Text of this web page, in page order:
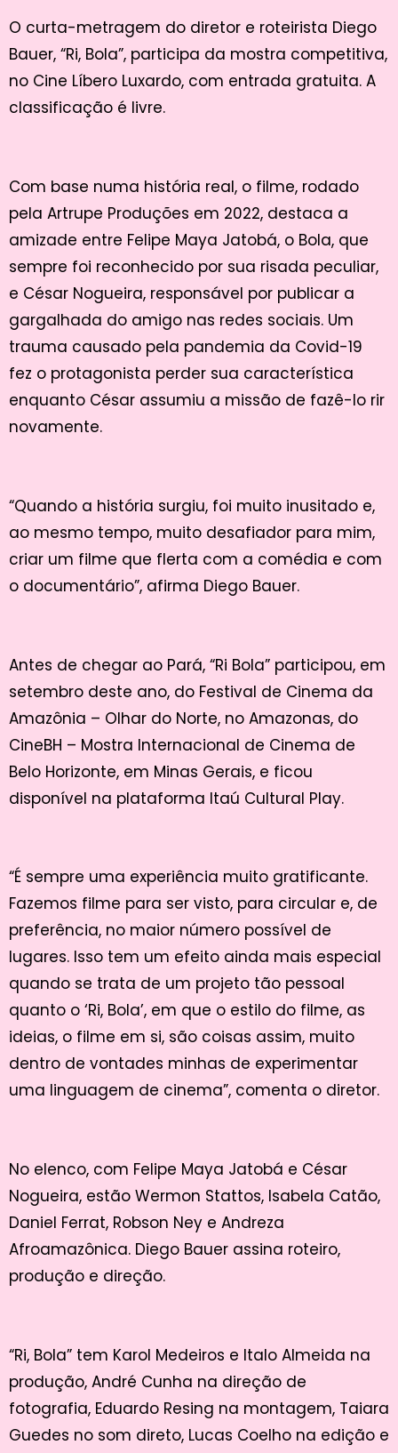
O curta-metragem do diretor e roteirista Diego
Bauer, “Ri, Bola”, participa da mostra competitiva,
no Cine Líbero Luxardo, com entrada gratuita. A
classificação é livre.
Com base numa história real, o filme, rodado
pela Artrupe Produções em 2022, destaca a
amizade entre Felipe Maya Jatobá, o Bola, que
sempre foi reconhecido por sua risada peculiar,
e César Nogueira, responsável por publicar a
gargalhada do amigo nas redes sociais. Um
trauma causado pela pandemia da Covid-19
fez o protagonista perder sua característica
enquanto César assumiu a missão de fazê-lo rir
novamente.
“Quando a história surgiu, foi muito inusitado e,
ao mesmo tempo, muito desafiador para mim,
criar um filme que flerta com a comédia e com
o documentário”, afirma Diego Bauer.
Antes de chegar ao Pará, “Ri Bola” participou, em
setembro deste ano, do Festival de Cinema da
Amazônia – Olhar do Norte, no Amazonas, do
CineBH – Mostra Internacional de Cinema de
Belo Horizonte, em Minas Gerais, e ficou
disponível na plataforma Itaú Cultural Play.
“É sempre uma experiência muito gratificante.
Fazemos filme para ser visto, para circular e, de
preferência, no maior número possível de
lugares. Isso tem um efeito ainda mais especial
quando se trata de um projeto tão pessoal
quanto o ‘Ri, Bola’, em que o estilo do filme, as
ideias, o filme em si, são coisas assim, muito
dentro de vontades minhas de experimentar
uma linguagem de cinema”, comenta o diretor.
No elenco, com Felipe Maya Jatobá e César
Nogueira, estão Wermon Stattos, Isabela Catão,
Daniel Ferrat, Robson Ney e Andreza
Afroamazônica. Diego Bauer assina roteiro,
produção e direção.
“Ri, Bola” tem Karol Medeiros e Italo Almeida na
produção, André Cunha na direção de
fotografia, Eduardo Resing na montagem, Taiara
Guedes no som direto, Lucas Coelho na edição e